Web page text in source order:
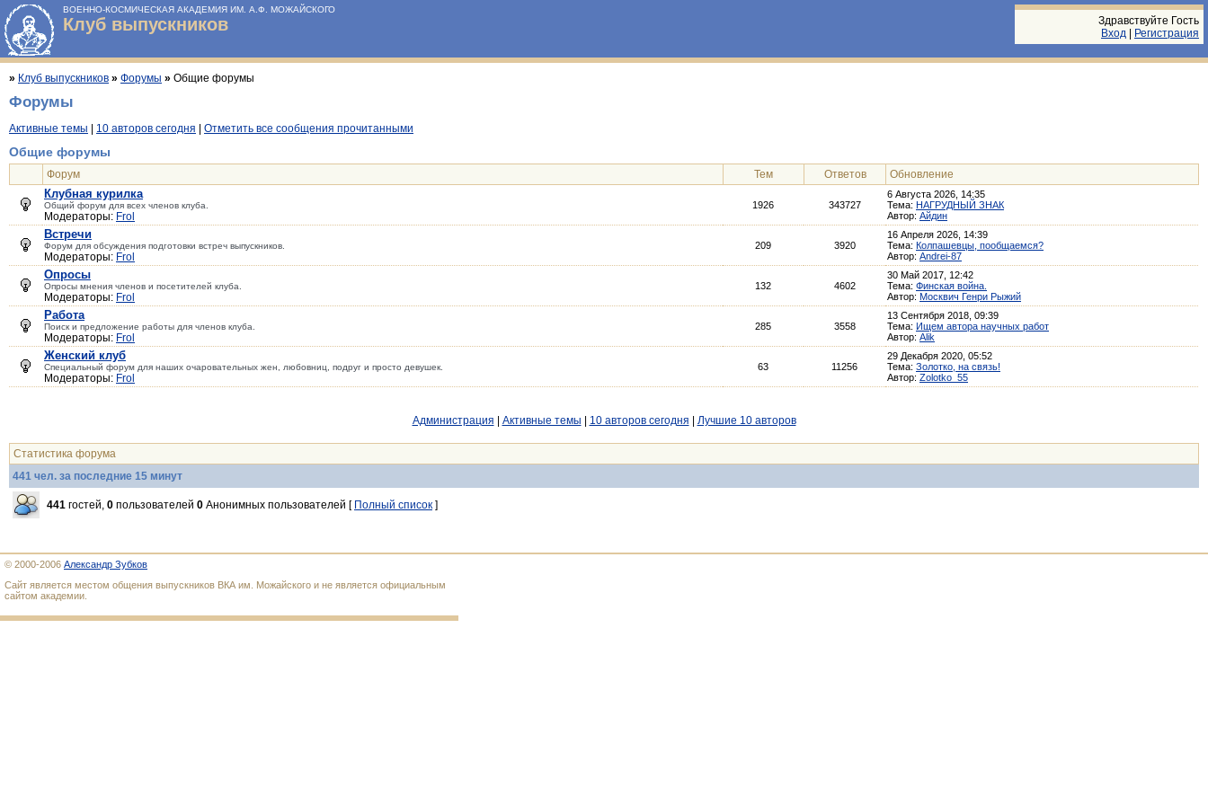
Здравствуйте Гость
Вход
Регистрация
ВОЕННО-КОСМИЧЕСКАЯ АКАДЕМИЯ ИМ. А.Ф. МОЖАЙСКОГО
Клуб выпускников
» Клуб выпускников » Форумы » Общие форумы
Форумы
Активные темы 10 авторов сегодня Отметить все сообщения прочитанными
Общие форумы
Форум Тем Ответов Обновление
Клубная курилка
Общий форум для всех членов клуба.
Модераторы: Frol
1926 343727
6 Августа 2026, 14:35
Тема: НАГРУДНЫЙ ЗНАК
Автор: Айдин
Встречи
Форум для обсуждения подготовки встреч выпускников.
Модераторы: Frol
209 3920
16 Апреля 2026, 14:39
Тема: Колпашевцы, пообщаемся?
Автор: Andrei-87
Опросы
Опросы мнения членов и посетителей клуба.
Модераторы: Frol
132 4602
30 Май 2017, 12:42
Тема: Финская война.
Автор: Москвич Генри Рыжий
Работа
Поиск и предложение работы для членов клуба.
Модераторы: Frol
285 3558
13 Сентября 2018, 09:39
Тема: Ищем автора научных работ
Автор: Alik
Женский клуб
Специальный форум для наших очаровательных жен, любовниц, подруг и просто девушек.
Модераторы: Frol
63 11256
29 Декабря 2020, 05:52
Тема: Золотко, на связь!
Автор: Zolotko_55
Администрация Активные темы 10 авторов сегодня Лучшие 10 авторов
Статистика форума
441 чел. за последние 15 минут
441 гостей, 0 пользователей 0 Анонимных пользователей [ Полный список ]
© 2000-2006 Александр Зубков
Сайт является местом общения выпускников ВКА им. Можайского и не является официальным
сайтом академии.